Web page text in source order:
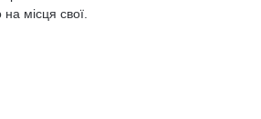
місця свої.